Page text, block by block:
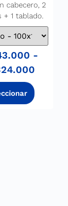
cabecero, 2
+ 1 tablado.
-